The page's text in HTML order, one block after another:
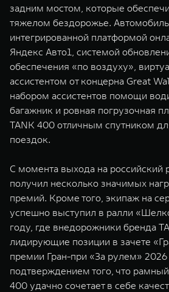
задним мостом, которые
тяжелом бездорожье.
интегрированной платформой
Яндекс Авто1, системой
обеспечения «по воздуху»,
ассистентом от концерна Great
набором ассистентов помощи
багажник и ровная погрузочная
TANK 400 отличным спутником
поездок.
С момента выхода на российский
получил несколько значимых
премий. Кроме того, экипаж на
успешно выступил в ралли
году, где внедорожники бренда
лидирующие позиции в зачете
премии Гран-при «За рулем»
подтверждением того, что
400 удачно сочетает в себе